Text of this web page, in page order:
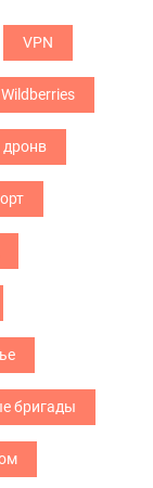
VPN
Wildberries
дронв
бригады